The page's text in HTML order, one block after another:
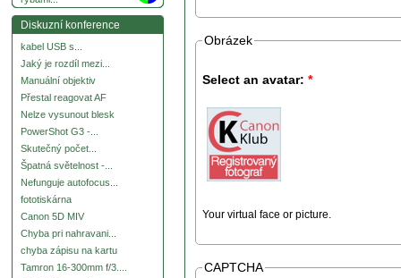
Diskuzní konference
kabel USB s...
Jaký je rozdíl mezi...
Manuální objektiv
Přestal reagovat AF
Nelze vysunout blesk
PowerShot G3 -...
Skutečný počet...
Špatná světelnost -...
Nefunguje autofocus...
fototiskárna
Canon 5D MIV
Chyba pri nahravani...
chyba zápisu na kartu
Tamron 16-300mm f/3....
Obrázek
Select an avatar: *
Your virtual face or picture.
CAPTCHA